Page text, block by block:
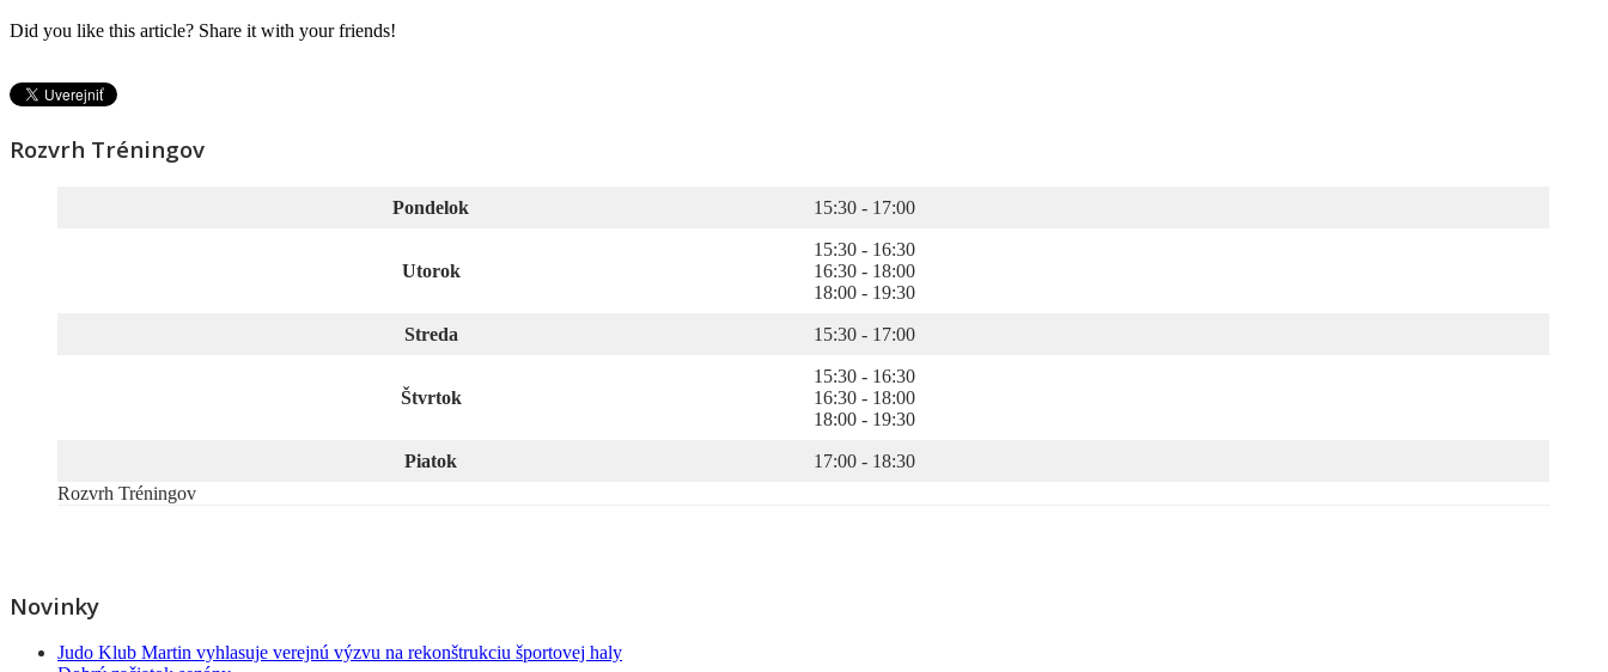
Did you like this article? Share it with your friends!
Rozvrh Tréningov
Pondelok 15:30 - 17:00
Utorok
15:30 - 16:30
16:30 - 18:00
18:00 - 19:30
Streda 15:30 - 17:00
Štvrtok
15:30 - 16:30
16:30 - 18:00
18:00 - 19:30
Piatok
17:00 - 18:30
Rozvrh Tréningov
Novinky
Judo Klub Martin vyhlasuje verejnú výzvu na rekonštrukciu športovej haly